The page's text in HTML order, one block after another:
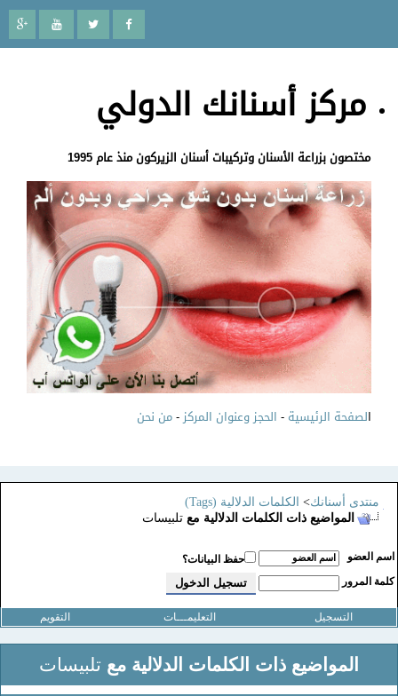
مركز أسنانك الدولي
مختصون بزراعة الأسنان وتركيبات أسنان الزيركون منذ عام 1995
لصفحة الرئيسية-الحجز وعنوان المركز-من نحن
منتدى أسنانك>الكلمات الدلالية (Tags)
المواضيع ذات الكلمات الدلالية مع تلبيسات
اسم العضو
حفظ البيانات؟
كلمة المرور
التسجيل التعليمـــات التقويم
المواضيع ذات الكلمات الدلالية مع تلبيسات